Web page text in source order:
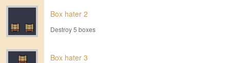
Box hater 2
Destroy 5 boxes
Box hater 3